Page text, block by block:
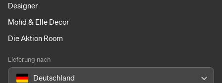
Designer
Mohd & Elle Decor
Die Aktion Room
Lieferung nach
Deutschland